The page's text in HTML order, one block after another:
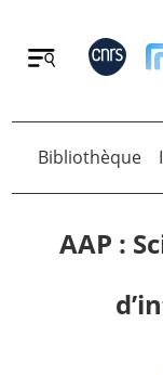
Retour
Retour
Bibliothèque
AAP :